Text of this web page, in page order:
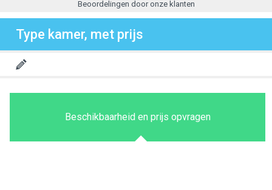
Beoordelingen door onze klanten
Type kamer, met prijs
Beschikbaarheid en prijs opvragen